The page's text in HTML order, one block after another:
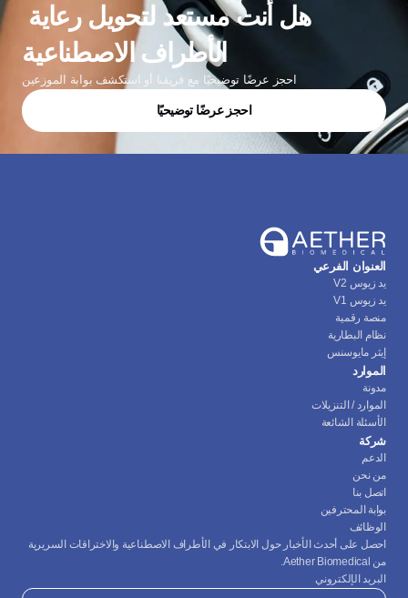
الأطراف الاصطناعية
احجز عرضًا توضيحيًا مع فريقنا أو استكشف بوابة الموزعين
احجز عرضًا توضيحيًا
العنوان الفرعي
يد زيوس V2
يد زيوس V1
منصة رقمية
نظام البطارية
إيثر مايوسنس
الموارد
مدونة
الموارد / التنزيلات
الأسئلة الشائعة
شركة
الدعم
من نحن
اتصل بنا
بوابة المحترفين
الوظائف
من Aether Biomedical.
البريد الإلكتروني